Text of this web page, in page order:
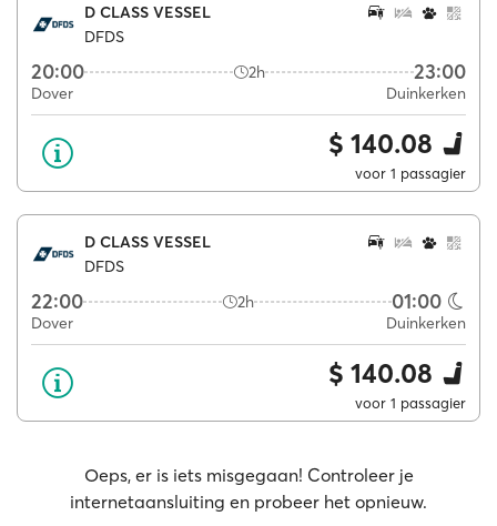
D CLASS VESSEL
DFDS
20:00 2h 23:00
Dover Duinkerken
$ 140.08
voor 1 passagier
D CLASS VESSEL
DFDS
22:00 2h 01:00
Dover Duinkerken
$ 140.08
voor 1 passagier
Oeps, er is iets misgegaan! Controleer je
internetaansluiting en probeer het opnieuw.